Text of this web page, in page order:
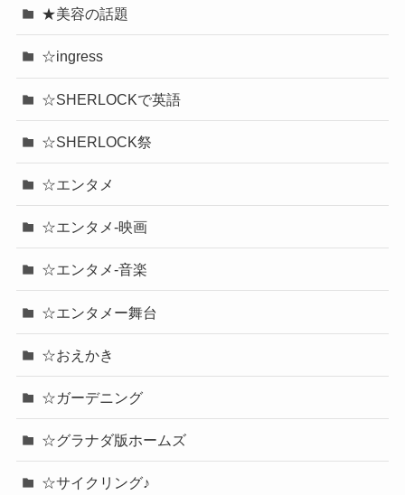
★美容の話題
☆ingress
☆SHERLOCKで英語
☆SHERLOCK祭
☆エンタメ
☆エンタメ-映画
☆エンタメ-音楽
☆エンタメー舞台
☆おえかき
☆ガーデニング
☆グラナダ版ホームズ
☆サイクリング♪